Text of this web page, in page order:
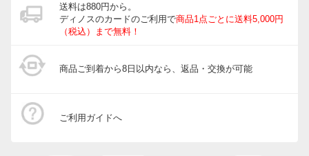
送料は880円から。
ディノスのカードのご利用で商品1点ごとに送料5,000円
（税込）まで無料！
商品ご到着から8日以内なら、返品・交換が可能
ご利用ガイドへ